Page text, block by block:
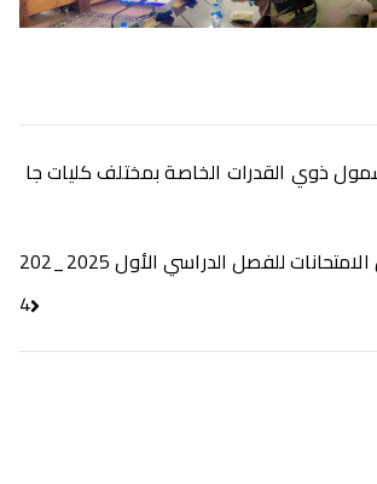
ذوي القدرات الخاصة بمختلف كليات جا
بيان بأماكن لجان الامتحانات للفصل الدراسي الأول 2025_202
4